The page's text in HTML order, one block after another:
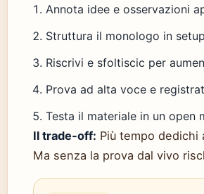
Annota idee e osservazioni
Struttura il monologo in
Riscrivi e sfoltiscic per
Prova ad alta voce e
Testa il materiale in un open
Il trade‑off: Più tempo
Ma senza la prova dal vivo